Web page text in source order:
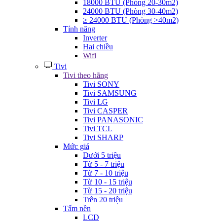
18000 BTU (Phòng 20-30m2)
24000 BTU (Phòng 30-40m2)
≥ 24000 BTU (Phòng >40m2)
Tính năng
Inverter
Hai chiều
Wifi
Tivi
Tivi theo hãng
Tivi SONY
Tivi SAMSUNG
Tivi LG
Tivi CASPER
Tivi PANASONIC
Tivi TCL
Tivi SHARP
Mức giá
Dưới 5 triệu
Từ 5 - 7 triệu
Từ 7 - 10 triệu
Từ 10 - 15 triệu
Từ 15 - 20 triệu
Trên 20 triệu
Tấm nền
LCD